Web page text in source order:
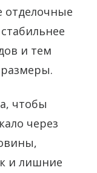
отделочные
и тем
чтобы
через
и лишние